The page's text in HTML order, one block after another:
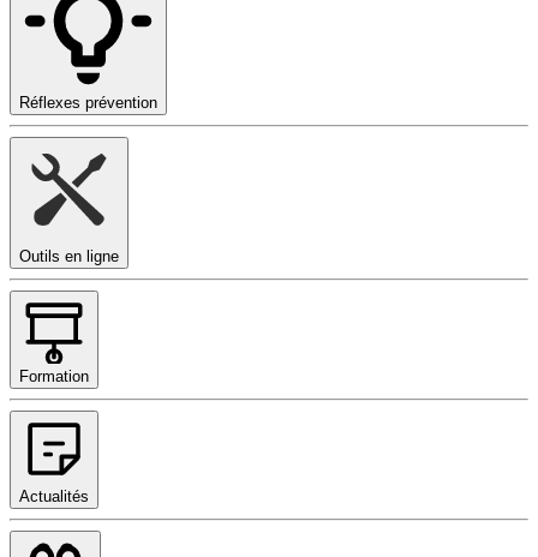
Réflexes prévention
Outils en ligne
Formation
Actualités